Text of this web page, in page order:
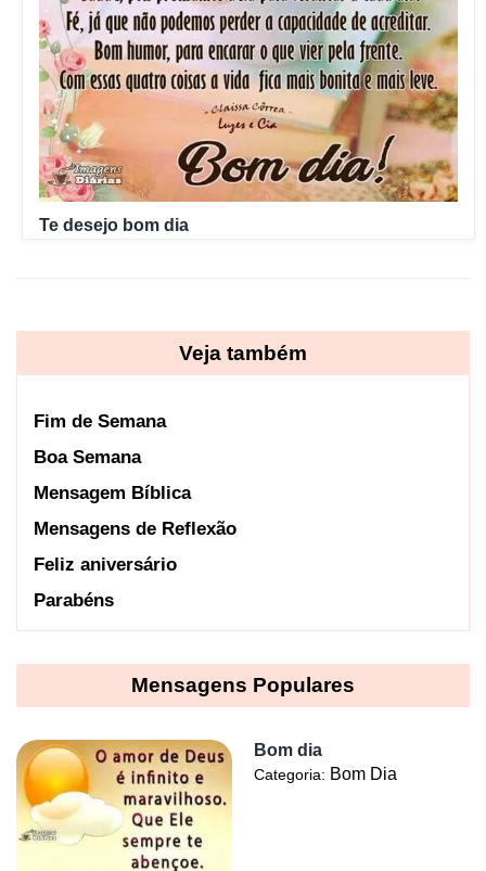
Te desejo bom dia
Veja também
Fim de Semana
Boa Semana
Mensagem Bíblica
Mensagens de Reflexão
Feliz aniversário
Parabéns
Mensagens Populares
Bom dia
Categoria: Bom Dia